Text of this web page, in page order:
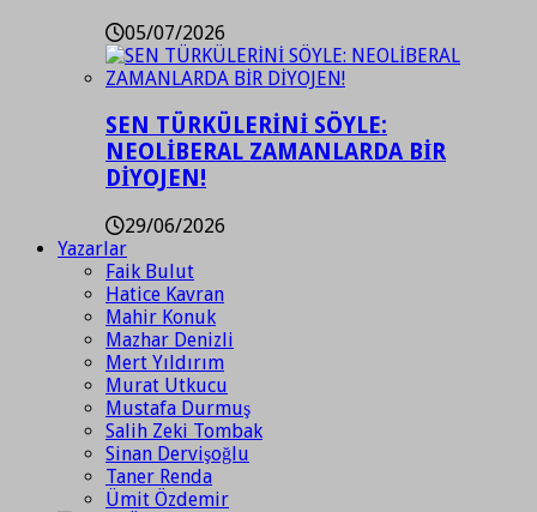
05/07/2026
SEN TÜRKÜLERİNİ SÖYLE:
NEOLİBERAL ZAMANLARDA BİR
DİYOJEN!
29/06/2026
Yazarlar
Faik Bulut
Hatice Kavran
Mahir Konuk
Mazhar Denizli
Mert Yıldırım
Murat Utkucu
Mustafa Durmuş
Salih Zeki Tombak
Sinan Dervişoğlu
Taner Renda
Ümit Özdemir